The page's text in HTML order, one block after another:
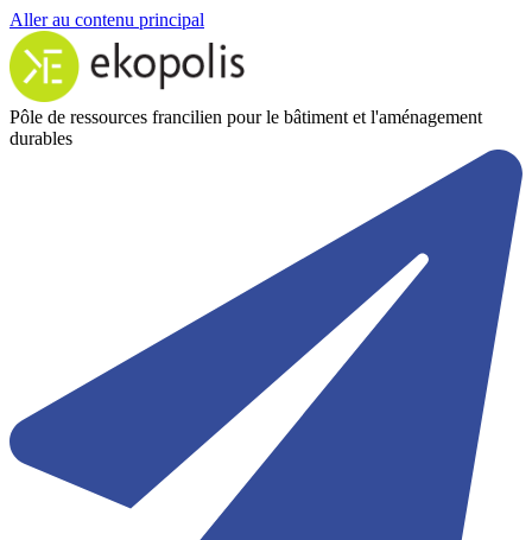
Aller au contenu principal
Pôle de ressources francilien pour le bâtiment et l'aménagement
durables